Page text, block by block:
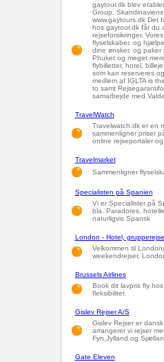
gaytour.dk blev
Group,
www.gaytours.dk Det
hos gaytour.dk får du
rejseforsikringer.
flyselskaber, og
dine ønsker. og
Phuket og meget
flybilletter, hotel,
som kan reserveres
medlem af IGLTA is
to samt
samarbejde med
TravelWatch
Travelwatch.dk er en
sammenligner priser
online rejseportaler
Travelmarket
Sammenligner
Specialisten på Spanien
Vi er Specialister på
bla. Paradores.
naturligvis Spansk
London - Hotel,
Velkommen til
weekendrejser,
Brussels Airlines
Book dit lavpris fly
fleksibilitet.
Gislev Rejser A/S
Gislev Rejser er
arrangerer vi rejser
Fyn,Jylland og
Gate Eleven